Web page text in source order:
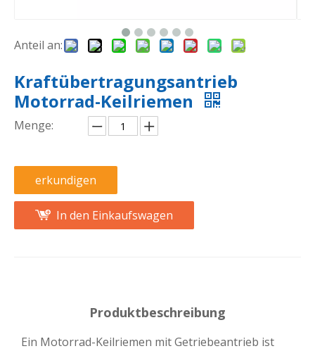
Anteil an:
Kraftübertragungsantrieb
Motorrad-Keilriemen
Menge:
erkundigen
In den Einkaufswagen
Produktbeschreibung
Ein Motorrad-Keilriemen mit Getriebeantrieb ist